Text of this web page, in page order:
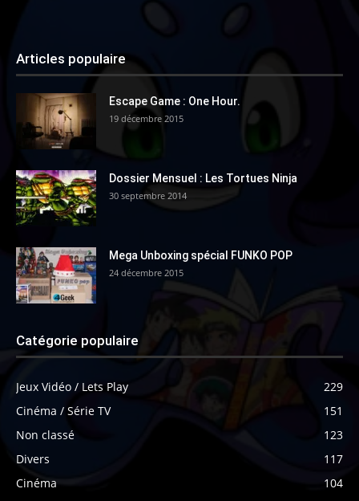
Articles populaire
Escape Game : One Hour.
19 décembre 2015
Dossier Mensuel : Les Tortues Ninja
30 septembre 2014
Mega Unboxing spécial FUNKO POP
24 décembre 2015
Catégorie populaire
Jeux Vidéo / Lets Play
229
Cinéma / Série TV
151
Non classé
123
Divers
117
Cinéma
104